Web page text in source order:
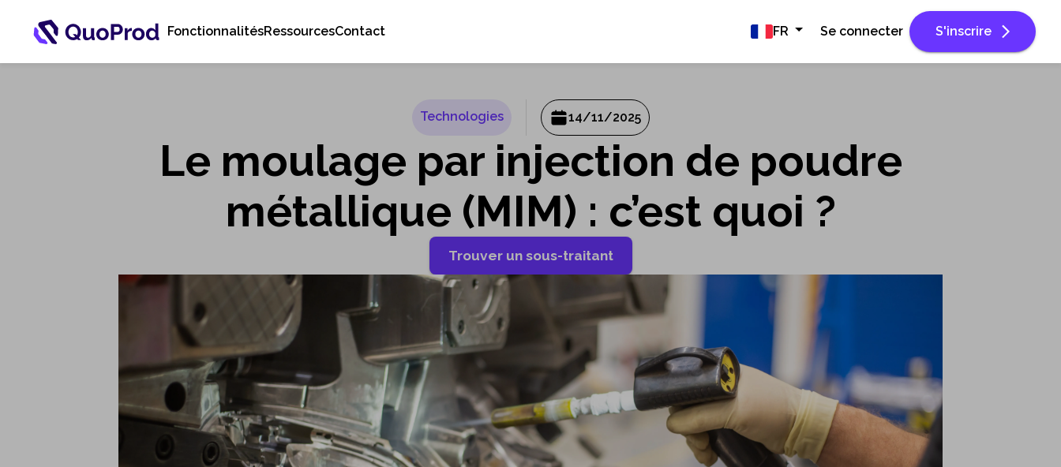
FonctionnalitésRessourcesContact FR Se connecter S'inscrire
Technologies 14/11/2025
Le moulage par injection de poudre
métallique (MIM) : c’est quoi ?
Trouver un sous-traitant